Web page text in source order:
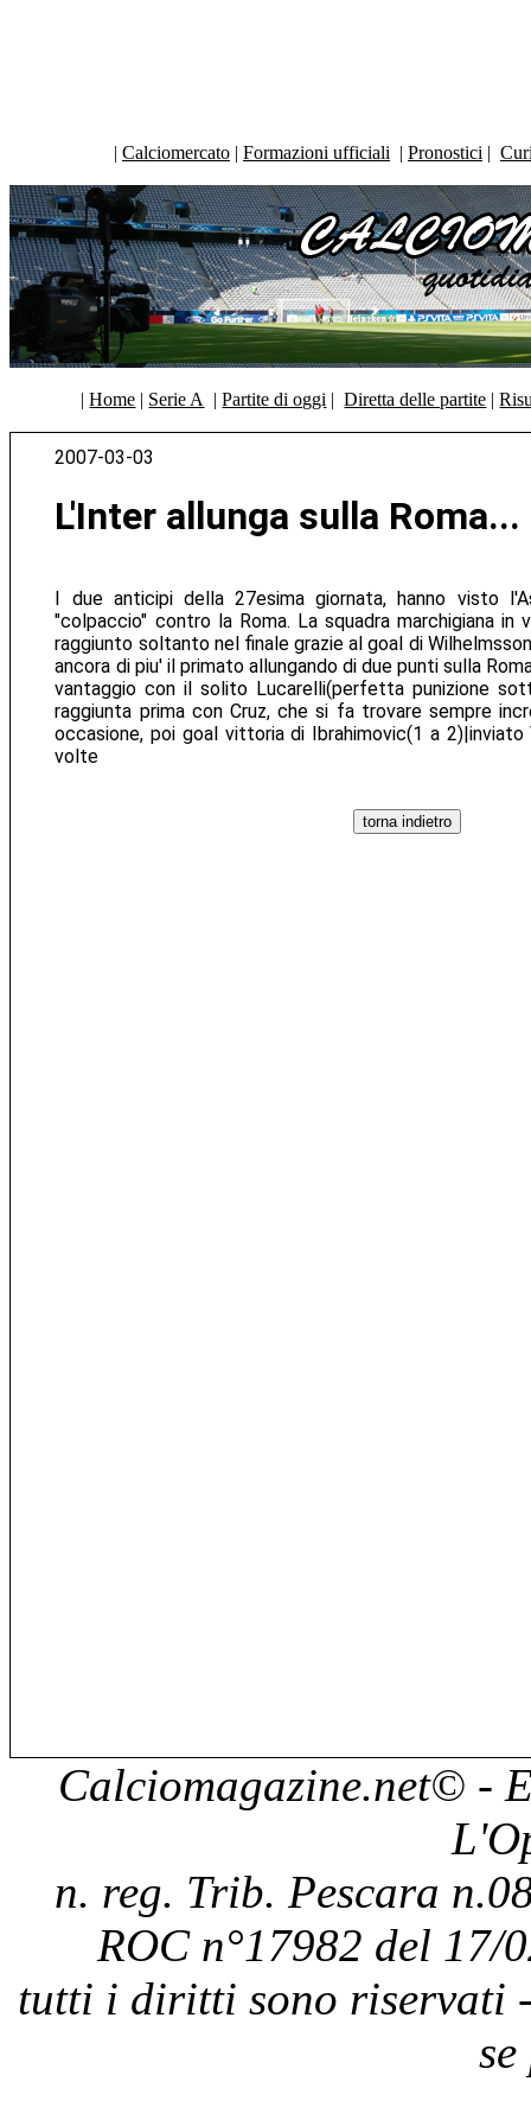
| Calciomercato | Formazioni ufficiali | Pronostici |
|Home | Serie A |Partite di oggi |Diretta delle partite |
2007-03-03
L'Inter allunga sulla Roma...
I due anticipi della 27esima giornata, hanno visto
"colpaccio" contro la Roma. La squadra marchigiana in
raggiunto soltanto nel finale grazie al goal di
ancora di piu' il primato allungando di due punti sulla
vantaggio con il solito Lucarelli(perfetta punizione
raggiunta prima con Cruz, che si fa trovare sempre
occasione, poi goal vittoria di Ibrahimovic(1 a
volte
Calciomagazine.net© -
n. reg. Trib. Pescara
ROC n°17982 del 17/
tutti i diritti sono riservati